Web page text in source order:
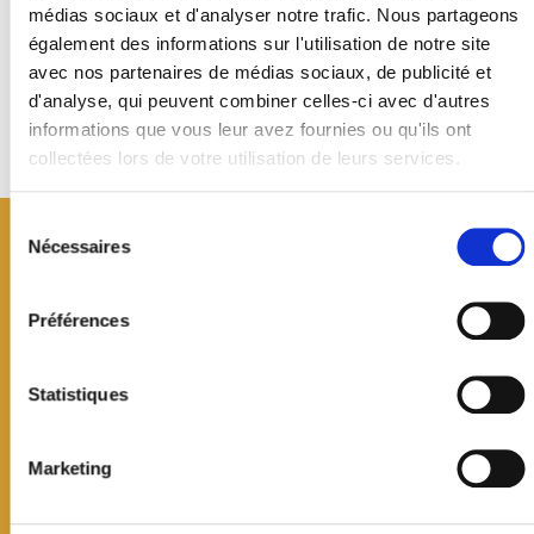
médias sociaux et d'analyser notre trafic. Nous partageons
également des informations sur l'utilisation de notre site
avec nos partenaires de médias sociaux, de publicité et
d'analyse, qui peuvent combiner celles-ci avec d'autres
informations que vous leur avez fournies ou qu'ils ont
collectées lors de votre utilisation de leurs services.
consentement
Nécessaires
Préférences
Statistiques
Marketing
Sur rendez-vous : 06 20 06 48 76 - sc.avocat@gmail.com
Retour à la liste